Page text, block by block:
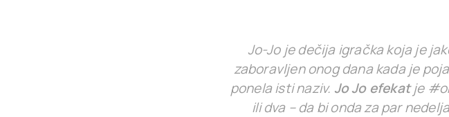
Jo-Jo je dečija igračka koja je
zaboravljen onog dana kada je
ponela isti naziv. Jo Jo efekat je
ili dva – da bi onda za par